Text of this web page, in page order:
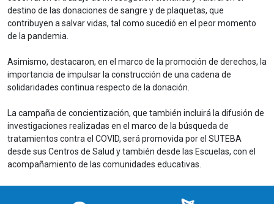
destino de las donaciones de sangre y de plaquetas, que
contribuyen a salvar vidas, tal como sucedió en el peor momento
de la pandemia.
Asimismo, destacaron, en el marco de la promoción de derechos, la
importancia de impulsar la construcción de una cadena de
solidaridades continua respecto de la donación.
La campaña de concientización, que también incluirá la difusión de
investigaciones realizadas en el marco de la búsqueda de
tratamientos contra el COVID, será promovida por el SUTEBA
desde sus Centros de Salud y también desde las Escuelas, con el
acompañamiento de las comunidades educativas.